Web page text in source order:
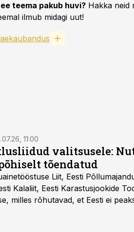
teema pakub huvi? Hakka neid
ilmub midagi uut!
11:00
valitsusele:
tõendatud
Liit, Eesti
Kalaliit, Eesti Karastusjookide
milles rõhutavad, et Eesti ei